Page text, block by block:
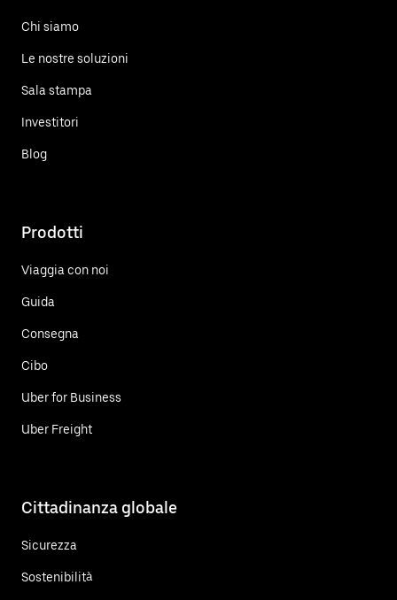
Chi siamo
Le nostre soluzioni
Sala stampa
Investitori
Blog
Prodotti
Viaggia con noi
Guida
Consegna
Cibo
Uber for Business
Uber Freight
Cittadinanza globale
Sicurezza
Sostenibilità